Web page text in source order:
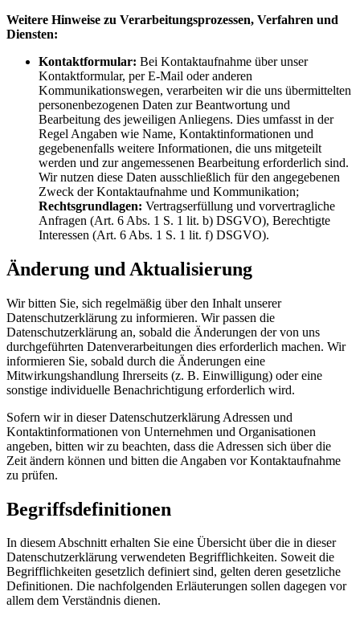
Weitere Hinweise zu Verarbeitungsprozessen, Verfahren und
Diensten:
Kontaktformular: Bei Kontaktaufnahme über unser
Kontaktformular, per E-Mail oder anderen
Kommunikationswegen, verarbeiten wir die uns übermittelten
personenbezogenen Daten zur Beantwortung und
Bearbeitung des jeweiligen Anliegens. Dies umfasst in der
Regel Angaben wie Name, Kontaktinformationen und
gegebenenfalls weitere Informationen, die uns mitgeteilt
werden und zur angemessenen Bearbeitung erforderlich sind.
Wir nutzen diese Daten ausschließlich für den angegebenen
Zweck der Kontaktaufnahme und Kommunikation;
Rechtsgrundlagen: Vertragserfüllung und vorvertragliche
Anfragen (Art. 6 Abs. 1 S. 1 lit. b) DSGVO), Berechtigte
Interessen (Art. 6 Abs. 1 S. 1 lit. f) DSGVO).
Änderung und Aktualisierung
Wir bitten Sie, sich regelmäßig über den Inhalt unserer
Datenschutzerklärung zu informieren. Wir passen die
Datenschutzerklärung an, sobald die Änderungen der von uns
durchgeführten Datenverarbeitungen dies erforderlich machen. Wir
informieren Sie, sobald durch die Änderungen eine
Mitwirkungshandlung Ihrerseits (z. B. Einwilligung) oder eine
sonstige individuelle Benachrichtigung erforderlich wird.
Sofern wir in dieser Datenschutzerklärung Adressen und
Kontaktinformationen von Unternehmen und Organisationen
angeben, bitten wir zu beachten, dass die Adressen sich über die
Zeit ändern können und bitten die Angaben vor Kontaktaufnahme
zu prüfen.
Begriffsdefinitionen
In diesem Abschnitt erhalten Sie eine Übersicht über die in dieser
Datenschutzerklärung verwendeten Begrifflichkeiten. Soweit die
Begrifflichkeiten gesetzlich definiert sind, gelten deren gesetzliche
Definitionen. Die nachfolgenden Erläuterungen sollen dagegen vor
allem dem Verständnis dienen.